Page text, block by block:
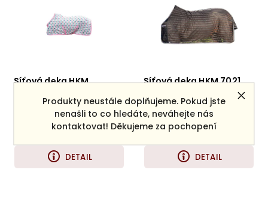
Produkty neustále doplňujeme. Pokud jste
nenašli to co hledáte, neváhejte nás
kontaktovat! Děkujeme za pochopení
Síťová deka HKM
Skladem (1 ks)
900 Kč
DETAIL
Síťová deka HKM 7021
Skladem (1 ks)
450 Kč
DETAIL